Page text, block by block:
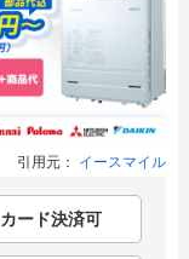
引用元： イースマイル
カード決済可